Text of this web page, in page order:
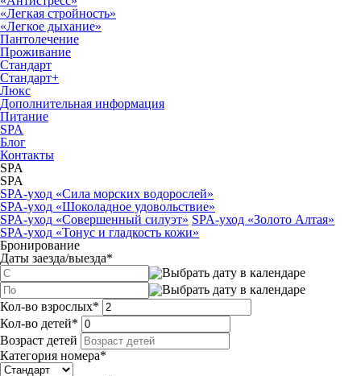
«Легкая стройность»
«Легкое дыхание»
Пантолечение
Проживание
Стандарт
Стандарт+
Люкс
Дополнительная информация
Питание
SPA
Блог
Контакты
SPA
SPA
SPA-уход «Сила морских водорослей»
SPA-уход «Шоколадное удовольствие»
SPA-уход «Совершенный силуэт» SPA-уход «Золото Алтая»
SPA-уход «Тонус и гладкость кожи»
Бронирование
Даты заезда/выезда*
Кол-во взрослых*
Кол-во детей*
Возраст детей
Категория номера*